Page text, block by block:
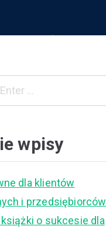
wpisy
dla klientów
i przedsiębiorców
o sukcesie dla